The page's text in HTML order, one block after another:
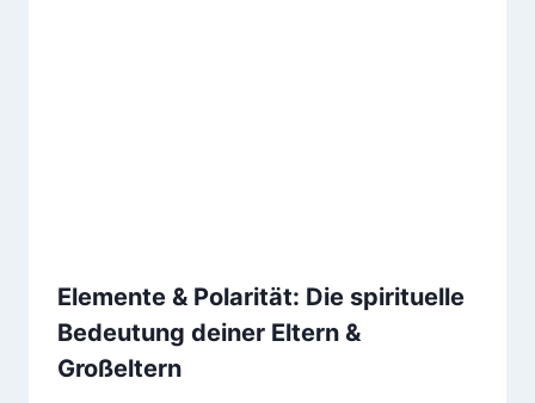
Elemente & Polarität: Die spirituelle
Bedeutung deiner Eltern &
Großeltern